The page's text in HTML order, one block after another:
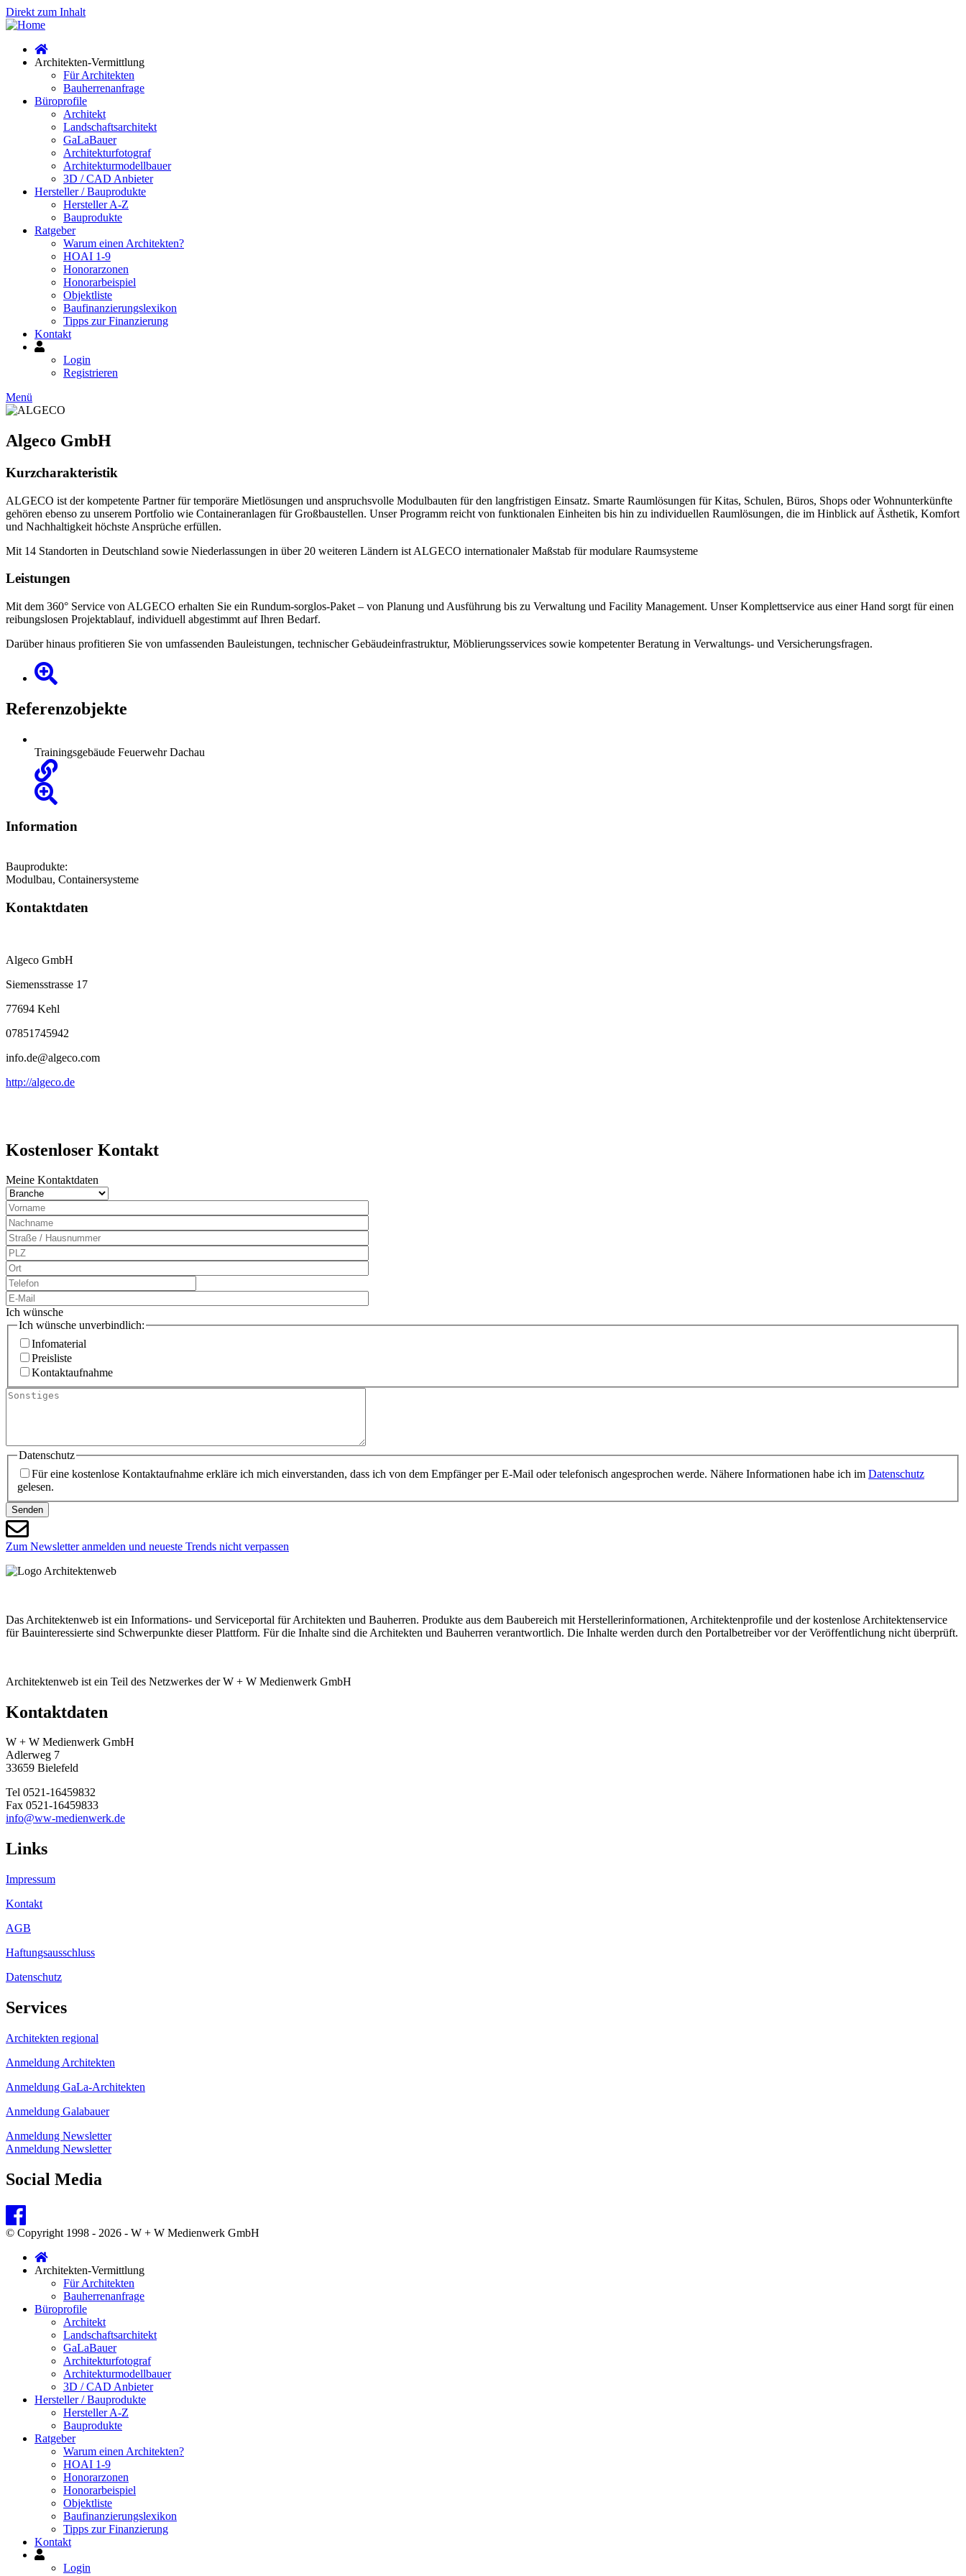
Direkt zum Inhalt
Architekten-Vermittlung
Für Architekten
Bauherrenanfrage
Büroprofile
Architekt
Landschaftsarchitekt
GaLaBauer
Architekturfotograf
Architekturmodellbauer
3D / CAD Anbieter
Hersteller / Bauprodukte
Hersteller A-Z
Bauprodukte
Ratgeber
Warum einen Architekten?
HOAI 1-9
Honorarzonen
Honorarbeispiel
Objektliste
Baufinanzierungslexikon
Tipps zur Finanzierung
Kontakt
Mein
KontoLogin
Registrieren
Menü
Algeco GmbH
Kurzcharakteristik
ALGECO ist der kompetente Partner für temporäre Mietlösungen und anspruchsvolle Modulbauten für den langfristigen Einsatz. Smarte Raumlösungen für Kitas, Schulen, Büros, Shops oder Wohnunterkünfte
gehören ebenso zu unserem Portfolio wie Containeranlagen für Großbaustellen. Unser Programm reicht von funktionalen Einheiten bis hin zu individuellen Raumlösungen, die im Hinblick auf Ästhetik, Komfort
und Nachhaltigkeit höchste Ansprüche erfüllen.
Mit 14 Standorten in Deutschland sowie Niederlassungen in über 20 weiteren Ländern ist ALGECO internationaler Maßstab für modulare Raumsysteme
Leistungen
Mit dem 360° Service von ALGECO erhalten Sie ein Rundum-sorglos-Paket – von Planung und Ausführung bis zu Verwaltung und Facility Management. Unser Komplettservice aus einer Hand sorgt für einen
reibungslosen Projektablauf, individuell abgestimmt auf Ihren Bedarf.
Darüber hinaus profitieren Sie von umfassenden Bauleistungen, technischer Gebäudeinfrastruktur, Möblierungsservices sowie kompetenter Beratung in Verwaltungs- und Versicherungsfragen.
Referenzobjekte
Trainingsgebäude Feuerwehr Dachau
Information
Bauprodukte:
Modulbau, Containersysteme
Kontaktdaten
Algeco GmbH
Siemensstrasse 17
77694 Kehl
07851745942
info.de@algeco.com
http://algeco.de
Kostenloser Kontakt
Meine Kontaktdaten
Branche
Nachname
PLZ
Ort
Telefon
E-
Mail
Ich wünsche
Ich wünsche unverbindlich:
Infomaterial
Preisliste
Kontaktaufnahme
Sonstiges
Datenschutz
Für eine kostenlose Kontaktaufnahme erkläre ich mich einverstanden, dass ich von dem Empfänger per E-Mail oder telefonisch angesprochen werde. Nähere Informationen habe ich im Datenschutz
gelesen.
Senden
Zum Newsletter anmelden und neueste Trends nicht verpassen
Das Architektenweb ist ein Informations- und Serviceportal für Architekten und Bauherren. Produkte aus dem Baubereich mit Herstellerinformationen, Architektenprofile und der kostenlose Architektenservice
für Bauinteressierte sind Schwerpunkte dieser Plattform. Für die Inhalte sind die Architekten und Bauherren verantwortlich. Die Inhalte werden durch den Portalbetreiber vor der Veröffentlichung nicht überprüft.
Architektenweb ist ein Teil des Netzwerkes der W + W Medienwerk GmbH
Kontaktdaten
W + W Medienwerk GmbH
Adlerweg 7
33659 Bielefeld
Tel 0521-16459832
Fax 0521-16459833
info@ww-medienwerk.de
Links
Impressum
Kontakt
AGB
Haftungsausschluss
Datenschutz
Services
Architekten regional
Anmeldung Architekten
Anmeldung GaLa-Architekten
Anmeldung Galabauer
Anmeldung Newsletter
Anmeldung Newsletter
Social Media
© Copyright 1998 - 2026 - W + W Medienwerk GmbH
Architekten-Vermittlung
Für Architekten
Bauherrenanfrage
Büroprofile
Architekt
Landschaftsarchitekt
GaLaBauer
Architekturfotograf
Architekturmodellbauer
3D / CAD Anbieter
Hersteller / Bauprodukte
Hersteller A-Z
Bauprodukte
Ratgeber
Warum einen Architekten?
HOAI 1-9
Honorarzonen
Honorarbeispiel
Objektliste
Baufinanzierungslexikon
Tipps zur Finanzierung
Kontakt
Mein
KontoLogin